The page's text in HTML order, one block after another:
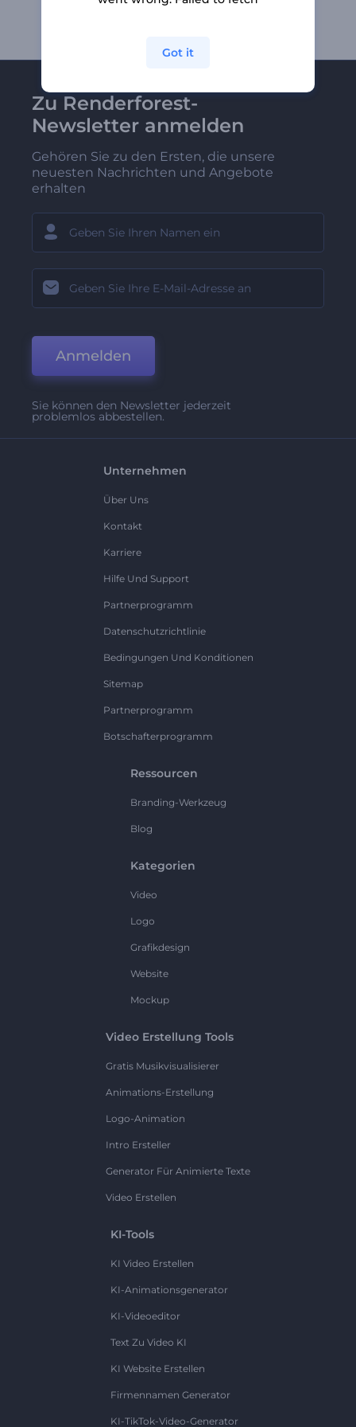
Zu Renderforest-
Newsletter anmelden
Gehören Sie zu den Ersten, die unsere
neuesten Nachrichten und Angebote
erhalten
Anmelden
Sie können den Newsletter jederzeit
problemlos abbestellen.
Unternehmen
Über Uns
Kontakt
Karriere
Hilfe Und Support
Partnerprogramm
Datenschutzrichtlinie
Bedingungen Und Konditionen
Sitemap
Partnerprogramm
Botschafterprogramm
Ressourcen
Branding-Werkzeug
Blog
Kategorien
Video
Logo
Grafikdesign
Website
Mockup
Video Erstellung Tools
Gratis Musikvisualisierer
Animations-Erstellung
Logo-Animation
Intro Ersteller
Generator Für Animierte Texte
Video Erstellen
KI-Tools
KI Video Erstellen
KI-Animationsgenerator
KI-Videoeditor
Text Zu Video KI
KI Website Erstellen
Firmennamen Generator
KI-TikTok-Video-Generator
Got it